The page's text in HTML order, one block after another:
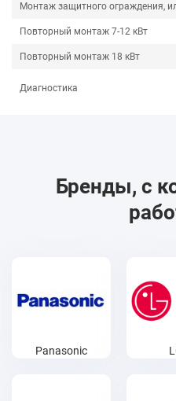
Монтаж защитного ограждения,
Повторный монтаж 7-12 кВт
Повторный монтаж 18 кВт
Диагностика
Бренды, с
Panasonic